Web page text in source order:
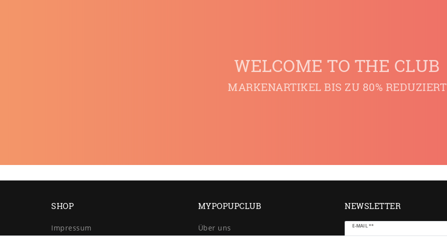
WELCOME TO THE CLUB
MARKENARTIKEL BIS ZU 80% REDUZIERT
SHOP
Impressum
MYPOPUPCLUB
Über uns
NEWSLETTER
E-MAIL **
Newsletter
Honig